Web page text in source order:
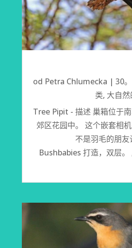
od Petra Chlumecka |30
类, 大自
Tree Pipit - 描述 巢箱位于
郊区花园中。 这个嵌套相
不是羽毛的朋
Bushbabies 打造，双层